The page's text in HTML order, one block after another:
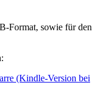
Format, sowie für den
(Kindle-Version bei